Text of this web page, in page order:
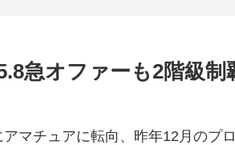
急オファーも2階級制
マチュアに転向、昨年12月のプ